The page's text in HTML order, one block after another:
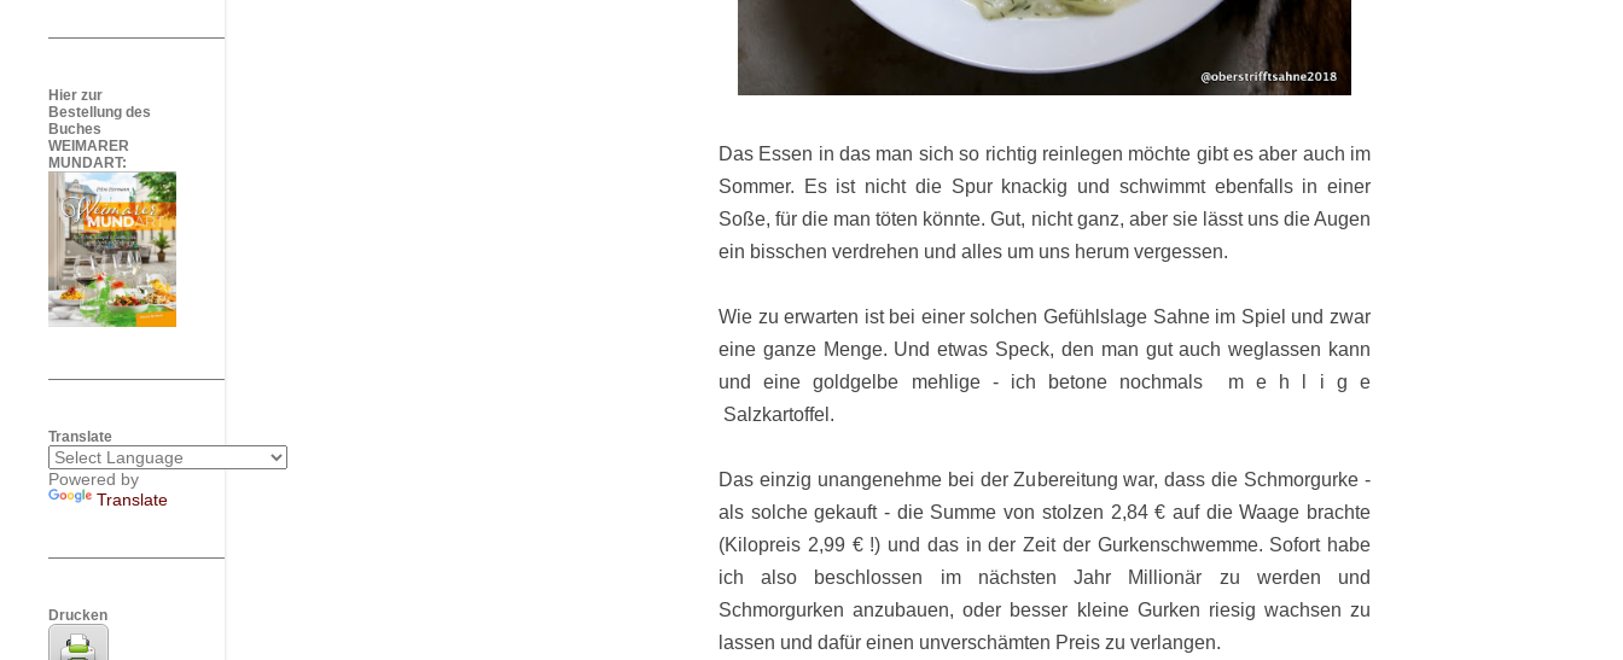
Das Essen in das man sich so richtig reinlegen möchte gibt es aber auch im
Sommer. Es ist nicht die Spur knackig und schwimmt ebenfalls in einer
Soße, für die man töten könnte. Gut, nicht ganz, aber sie lässt uns die Augen
ein bisschen verdrehen und alles um uns herum vergessen.
Wie zu erwarten ist bei einer solchen Gefühlslage Sahne im Spiel und zwar
eine ganze Menge. Und etwas Speck, den man gut auch weglassen kann
und eine goldgelbe mehlige - ich betone nochmals m e h l i g e
Salzkartoffel.
Das einzig unangenehme bei der Zubereitung war, dass die Schmorgurke -
als solche gekauft - die Summe von stolzen 2,84 € auf die Waage brachte
(Kilopreis 2,99 € !) und das in der Zeit der Gurkenschwemme. Sofort habe
ich also beschlossen im nächsten Jahr Millionär zu werden und
Schmorgurken anzubauen, oder besser kleine Gurken riesig wachsen zu
lassen und dafür einen unverschämten Preis zu verlangen.
Hier zur
Bestellung des
Buches
WEIMARER
MUNDART:
Translate
Powered by
Translate
Drucken